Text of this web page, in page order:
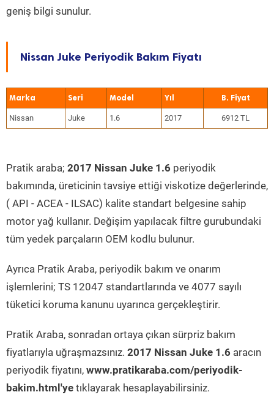
geniş bilgi sunulur.
Nissan Juke Periyodik Bakım Fiyatı
Marka Seri Model Yıl
Nissan Juke 1.6 2017 6912 TL
Pratik araba; 2017 Nissan Juke 1.6 periyodik
bakımında, üreticinin tavsiye ettiği viskotize değerlerinde,
( API - ACEA - ILSAC) kalite standart belgesine sahip
motor yağ kullanır. Değişim yapılacak filtre gurubundaki
tüm yedek parçaların OEM kodlu bulunur.
Ayrıca Pratik Araba, periyodik bakım ve onarım
işlemlerini; TS 12047 standartlarında ve 4077 sayılı
tüketici koruma kanunu uyarınca gerçekleştirir.
Pratik Araba, sonradan ortaya çıkan sürpriz bakım
fiyatlarıyla uğraşmazsınız. 2017 Nissan Juke 1.6 aracın
periyodik fiyatını, www.pratikaraba.com/periyodik-
bakim.html'ye tıklayarak hesaplayabilirsiniz.